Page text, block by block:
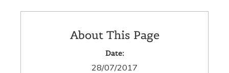
About This Page
Date:
28/07/2017